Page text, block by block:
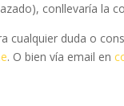
conllevaría la
cualquier duda o
. O bien vía email en